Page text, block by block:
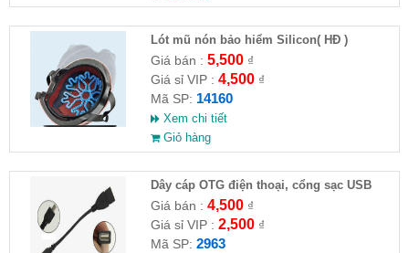
Lót mũ nón bảo hiểm Silicon( HĐ )
Giá bán : 5,500₫
Giá sỉ VIP : 4,500₫
Mã SP: 14160
Xem chi tiết
Giỏ hàng
Dây cáp OTG điện thoại, cổng sạc USB
Giá bán : 4,500₫
Giá sỉ VIP : 2,500₫
Mã SP: 2963